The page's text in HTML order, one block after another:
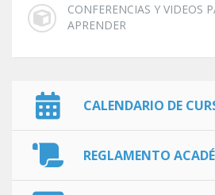
CONFERENCIAS Y VIDEOS
APRENDER
CALENDARIO DE
REGLAMENTO